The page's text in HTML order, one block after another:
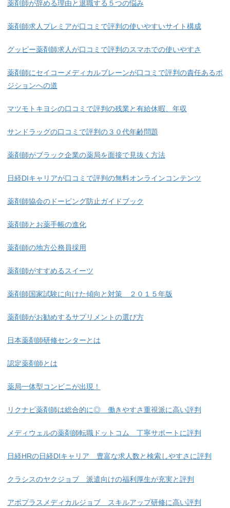
薬剤師が辞める理由と退職する５つの悩み
薬剤師求人プレミアが口コミで評判の使いやすいサイト構成
グッピー薬剤師求人が口コミで評判のスマホでの使いやすさ
薬剤師にセイコーメディカルブレーンが口コミで評判の責任あるポ
ジションへの道
マツモトキヨシの口コミで評判の残業と有給休暇、年収
サンドラッグの口コミで評判の３０代年齢問題
薬剤師がブラック企業の薬局を面接で見抜く方法
日経DIキャリアが口コミで評判の無料オンラインコンテンツ
薬剤師協会のドーピング防止ガイドブック
薬剤師とお薬手帳の進化
薬剤師の地方公務員採用
薬剤師がすすめるスイーツ
薬剤師国家試験に向けた傾向と対策 ２０１５年版
薬剤師がお勧めするサプリメントの選び方
日本薬剤師研修センターとは
認定薬剤師とは
薬局一体型コンビニが出現！
リクナビ薬剤師は総合的に◎ 働きやすさ重視派に高い評判
メディウェルの薬剤師転職ドットコム 丁寧サポートに評判
日経HRの日経DIキャリア 豊富な求人数と検索しやすさに評判
クラシスのヤクジョブ 派遣向けの福利厚生が充実と評判
アポプラスメディカルジョブ スキルアップ研修に高い評判